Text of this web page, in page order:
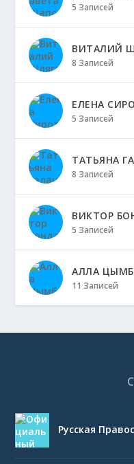
5 Записей
ВИТАЛИЙ
8 Записей
ЕЛЕНА
5 Записей
ТАТЬЯНА
8 Записей
ВИКТОР
5 Записей
АЛЛА
11 Записей
Русская